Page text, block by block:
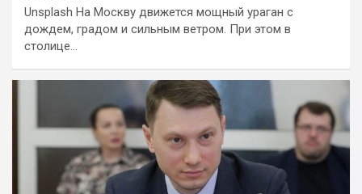
Unsplash На Москву движется мощный ураган с
дождем, градом и сильным ветром. При этом в
столице…